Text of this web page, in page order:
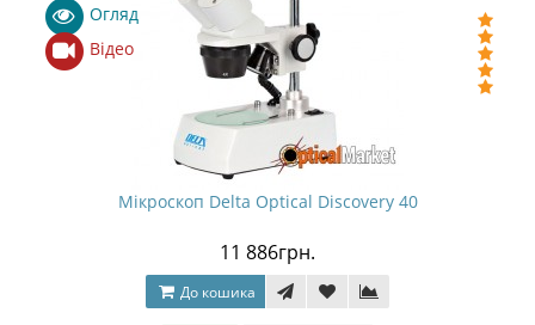
Огляд
Відео
Мікроскоп Delta Optical Discovery 40
11 886грн.
До кошика